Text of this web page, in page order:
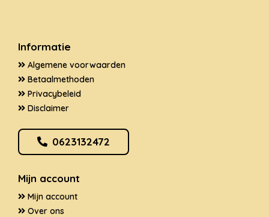
Informatie
Algemene voorwaarden
Betaalmethoden
Privacybeleid
Disclaimer
0623132472
Mijn account
Mijn account
Over ons